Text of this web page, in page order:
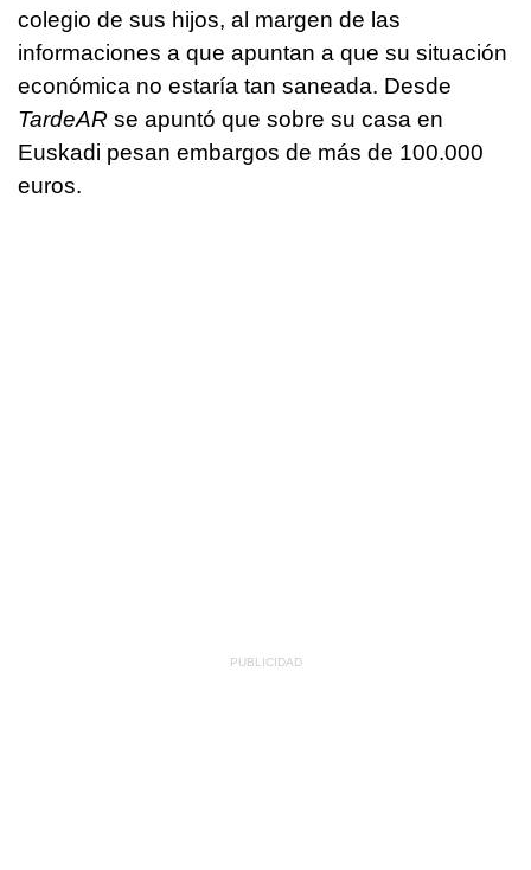
colegio de sus hijos, al margen de las
informaciones a que apuntan a que su situación
económica no estaría tan saneada. Desde
TardeAR se apuntó que sobre su casa en
Euskadi pesan embargos de más de 100.000
euros.